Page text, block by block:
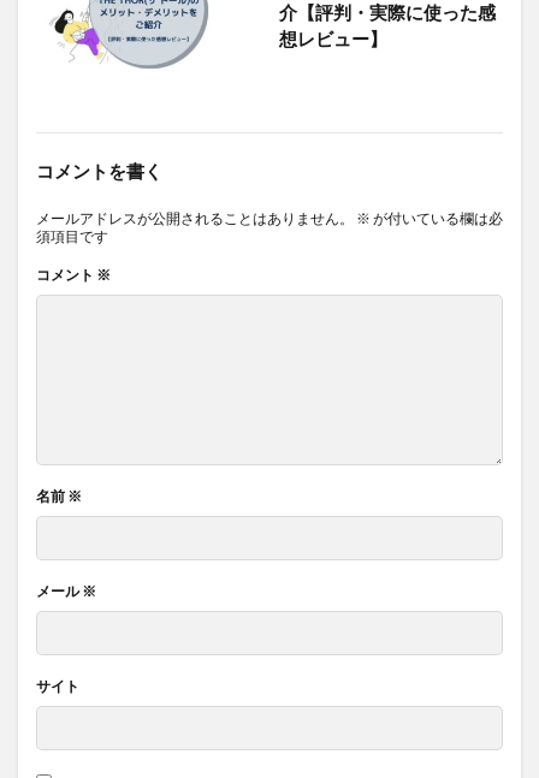
介【評判・実際に使った感
想レビュー】
コメントを書く
メールアドレスが公開されることはありません。 ※ が付いている欄は必
須項目です
コメント ※
名前 ※
メール※
サイト